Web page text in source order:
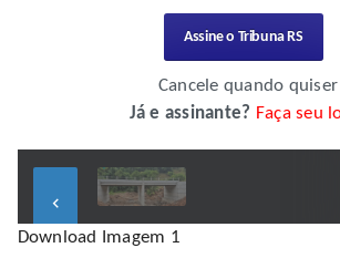
Assine o Tribuna RS
Cancele quando quiser
Já e assinante? Faça seu
keyboard_arrow_left
Download Imagem 1